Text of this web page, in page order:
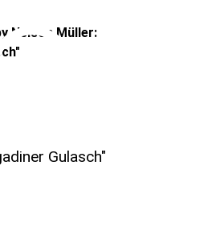
Nelson Müller:
Gulasch"